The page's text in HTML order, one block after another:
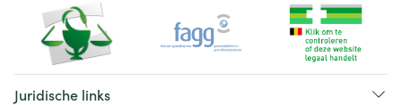
Juridische links